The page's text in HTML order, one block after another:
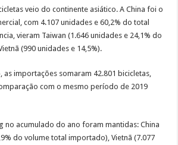
veio do continente asiático. A China foi o
com 4.107 unidades e 60,2% do total
vieram Taiwan (1.646 unidades e 24,1% do
(990 unidades e 14,5%).
as importações somaram 42.801 bicicletas,
com o mesmo período de 2019
no acumulado do ano foram mantidas: China
do volume total importado), Vietnã (7.077